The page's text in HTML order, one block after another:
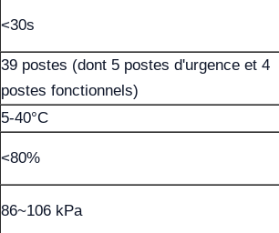
<30s
39 postes (dont 5 postes d'urgence et 4
postes fonctionnels)
5-40°C
<80%
86~106 kPa